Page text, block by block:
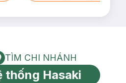
Tìm chi nhánh
TÌM CHI NHÁNH
thống Hasaki